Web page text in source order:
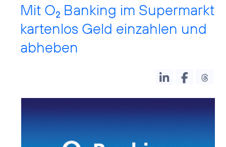
Mit O2 Banking im Supermarkt
kartenlos Geld einzahlen und
abheben